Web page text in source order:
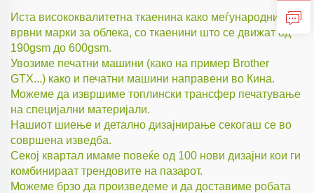
Иста висококвалитетна ткаенина како меѓународните
врвни марки за облека, со ткаенини што се движат од
190gsm до 600gsm.
Увозиме печатни машини (како на пример Brother
GTX...) како и печатни машини направени во Кина.
Можеме да извршиме топлински трансфер печатување
на специјални материјали.
Нашиот шиење и детално дизајнирање секогаш се во
совршена изведба.
Секој квартал имаме повеќе од 100 нови дизајни кои ги
комбинираат трендовите на пазарот.
Можеме брзо да произведеме и да доставиме робата